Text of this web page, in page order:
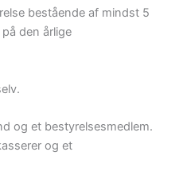
bestående af mindst 5
den årlige
og et bestyrelsesmedlem.
og et